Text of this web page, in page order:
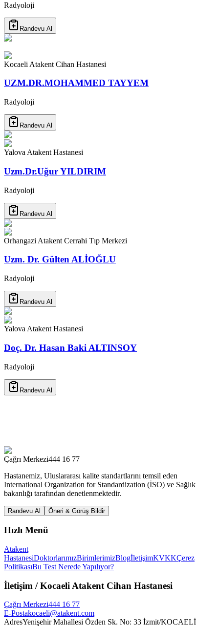
Radyoloji
Randevu Al
Kocaeli Atakent Cihan Hastanesi
UZM.DR.MOHAMMED TAYYEM
Radyoloji
Randevu Al
Yalova Atakent Hastanesi
Uzm.Dr.Uğur YILDIRIM
Radyoloji
Randevu Al
Orhangazi Atakent Cerrahi Tıp Merkezi
Uzm. Dr. Gülten ALİOĞLU
Radyoloji
Randevu Al
Yalova Atakent Hastanesi
Doç. Dr. Hasan Baki ALTINSOY
Radyoloji
Randevu Al
Çağrı Merkezi444 16 77
Hastanemiz, Uluslararası kalite standartlarını temsil eden
International Organization for Standardization (İSO) ve Sağlık
bakanlığı tarafından denetlenmektedir.
Randevu Al Öneri & Görüş Bildir
Hızlı Menü
Atakent
HastanesiDoktorlarımızBirimlerimizBlogİletişimKVKKÇerez
PolitikasıBu Test Nerede Yapılıyor?
İletişim / Kocaeli Atakent Cihan Hastanesi
Çağrı Merkezi444 16 77
E-Postakocaeli@atakent.com
AdresYenişehir Mahallesi Özden Sk. No: 33 İzmit/KOCAELİ